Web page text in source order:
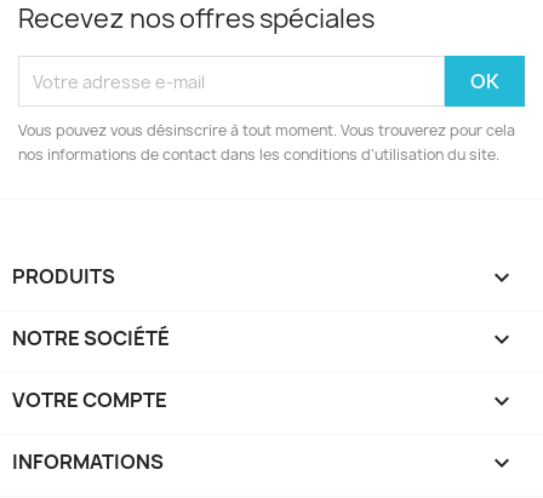
Recevez nos offres spéciales
Vous pouvez vous désinscrire à tout moment. Vous trouverez pour cela
nos informations de contact dans les conditions d'utilisation du site.
PRODUITS 
NOTRE SOCIÉTÉ 
VOTRE COMPTE 
INFORMATIONS keyboard_arrow_down